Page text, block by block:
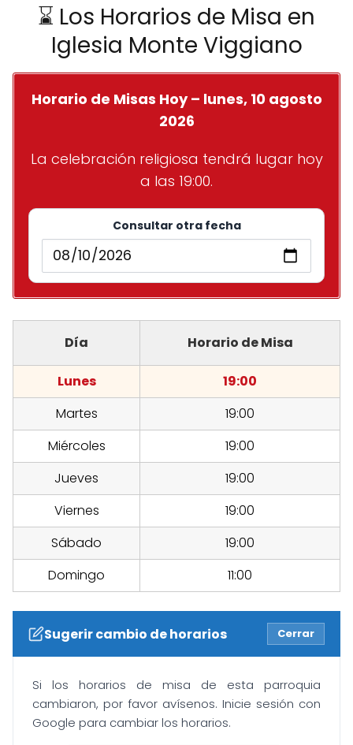
⌛ Los Horarios de Misa en
Iglesia Monte Viggiano
Horario de Misas Hoy – lunes, 10 agosto
2026
La celebración religiosa tendrá lugar hoy
a las 19:00.
Consultar otra fecha
Día Horario de Misa
Lunes
19:00
Martes
19:00
Miércoles
19:00
Jueves
19:00
Viernes
19:00
Sábado
19:00
Domingo
11:00
Sugerir cambio de horarios Cerrar
Si los horarios de misa de esta parroquia
cambiaron, por favor avísenos. Inicie sesión con
Google para cambiar los horarios.